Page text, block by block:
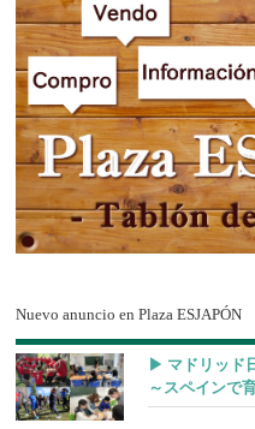
Nuevo anuncio en Plaza ESJAPÓN
▶︎ マドリッド
～スペインで